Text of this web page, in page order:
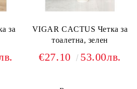
за
VIGAR CACTUS Четка за
тоалетна, зелен
€27.10 53.00лв.